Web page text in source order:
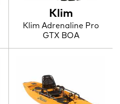
Klim
Klim Adrenaline Pro
GTX BOA